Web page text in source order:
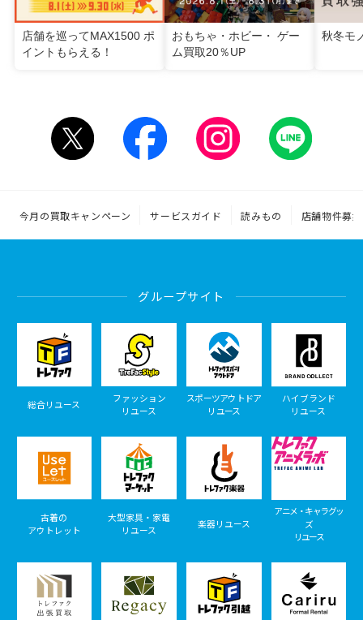
店舗を巡ってMAX1500 ポ
イントもらえる！
おもちゃ・ホビー・ ゲー
ム買取20％UP
秋冬モ
今月の買取キャンペーン サービスガイド 読みもの 店舗物件募集
グループサイト
総合リユース
ファッション
リユース
スポーツアウトドア
リユース
ハイブランド
リユース
古着の
アウトレット
大型家具・家電
リユース
楽器リユース
アニメ・キャラグッ
ズ
リユース